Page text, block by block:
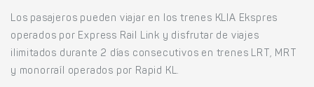
Los pasajeros pueden viajar en los trenes KLIA Ekspres
operados por Express Rail Link y disfrutar de viajes
ilimitados durante 2 días consecutivos en trenes LRT, MRT
y monorraíl operados por Rapid KL.